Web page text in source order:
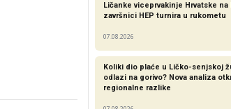
Ličanke viceprvakinje Hrvatske na
završnici HEP turnira u rukometu
07.08.2026
Koliki dio plaće u Ličko-senjskoj
odlazi na gorivo? Nova analiza
regionalne razlike​